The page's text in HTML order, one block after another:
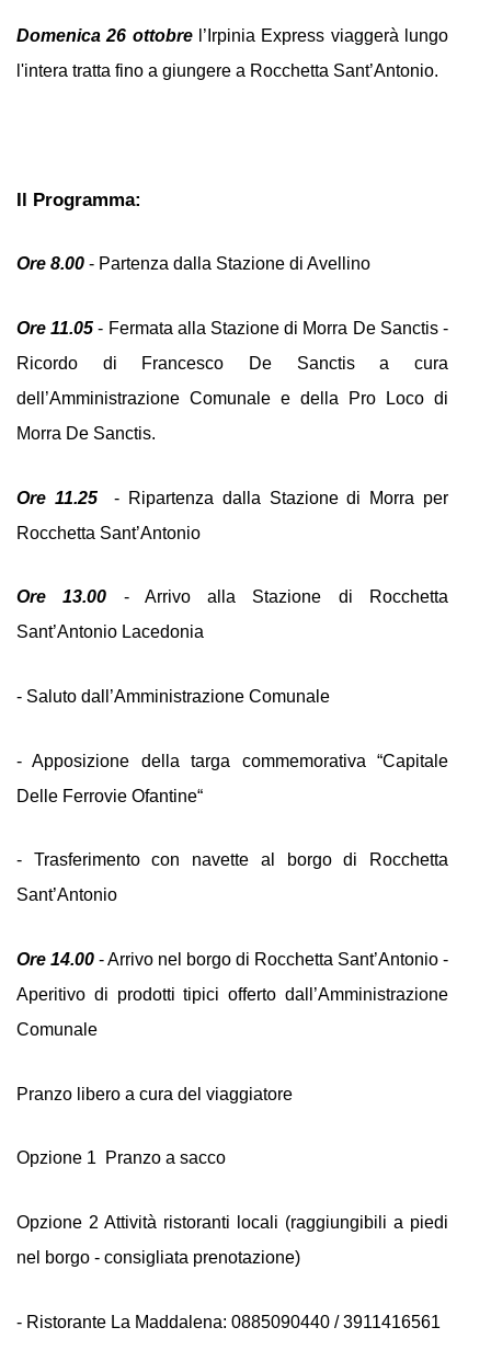
Domenica 26 ottobre l’Irpinia Express viaggerà lungo
l'intera tratta fino a giungere a Rocchetta Sant’Antonio.
Il Programma:
Ore 8.00 - Partenza dalla Stazione di Avellino
Ore 11.05 - Fermata alla Stazione di Morra De Sanctis -
Ricordo di Francesco De Sanctis a cura
dell’Amministrazione Comunale e della Pro Loco di
Morra De Sanctis.
Ore 11.25 - Ripartenza dalla Stazione di Morra per
Rocchetta Sant’Antonio
Ore 13.00 - Arrivo alla Stazione di Rocchetta
Sant’Antonio Lacedonia
- Saluto dall’Amministrazione Comunale
- Apposizione della targa commemorativa “Capitale
Delle Ferrovie Ofantine“
- Trasferimento con navette al borgo di Rocchetta
Sant’Antonio
Ore 14.00
Aperitivo di prodotti tipici offerto dall’Amministrazione
Comunale
Pranzo libero a cura del viaggiatore
Opzione 1  Pranzo a sacco
Opzione 2 Attività ristoranti locali (raggiungibili a piedi
nel borgo - consigliata prenotazione)
- Ristorante La Maddalena: 0885090440 / 3911416561